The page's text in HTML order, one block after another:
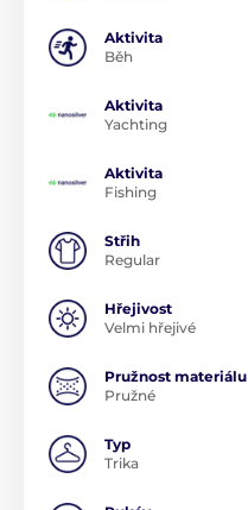
Aktivita
Běh
Aktivita
Yachting
Aktivita
Fishing
Střih
Regular
Hřejivost
Velmi hřejivé
Pružnost materiálu
Pružné
Typ
Trika